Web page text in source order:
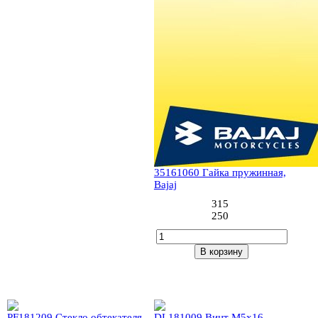
35161060 Гайка пружинная,
Bajaj
315
250
В корзину